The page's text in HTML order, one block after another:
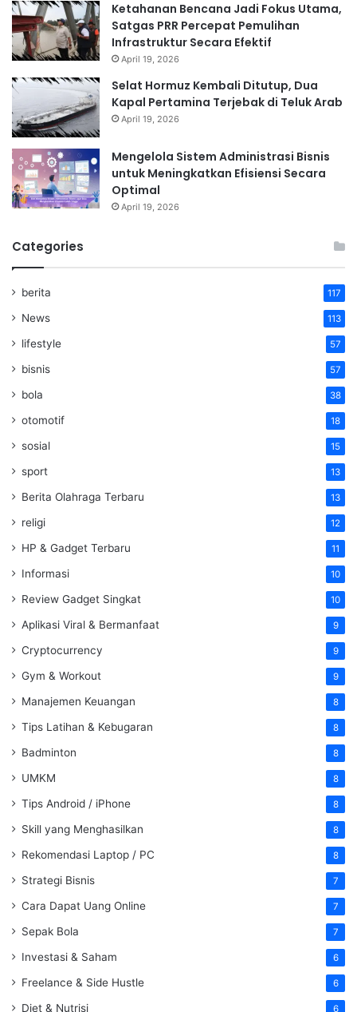
Ketahanan Bencana Jadi Fokus Utama,
Satgas PRR Percepat Pemulihan
Infrastruktur Secara Efektif
April 19, 2026
Selat Hormuz Kembali Ditutup, Dua
Kapal Pertamina Terjebak di Teluk Arab
April 19, 2026
Mengelola Sistem Administrasi Bisnis
untuk Meningkatkan Efisiensi Secara
Optimal
April 19, 2026
Categories
berita 117
News 113
lifestyle 57
bisnis 57
bola 38
otomotif 18
sosial 15
sport 13
Berita Olahraga Terbaru 13
religi 12
HP & Gadget Terbaru 11
Informasi 10
Review Gadget Singkat 10
Aplikasi Viral & Bermanfaat 9
Cryptocurrency 9
Gym & Workout 9
Manajemen Keuangan 8
Tips Latihan & Kebugaran 8
Badminton 8
UMKM 8
Tips Android / iPhone 8
Skill yang Menghasilkan 8
Rekomendasi Laptop / PC 8
Strategi Bisnis 7
Cara Dapat Uang Online 7
Sepak Bola 7
Investasi & Saham 6
Freelance & Side Hustle 6
Diet & Nutrisi 6